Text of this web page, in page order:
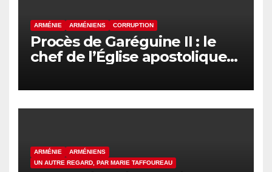
ARMÉNIE ARMÉNIENS CORRUPTION
Procès de Garéguine II : le
chef de l’Église apostolique
ce vendredi
ARMÉNIE
ARMÉNIENS
UN AUTRE REGARD, PAR MARIE TAFFOUREAU